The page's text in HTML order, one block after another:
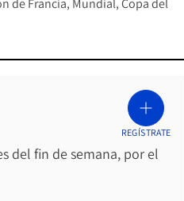
del fin de semana, por el
REGÍSTRATE